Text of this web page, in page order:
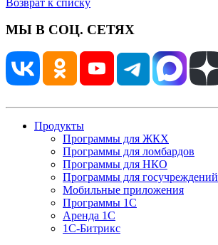
МЫ В СОЦ. СЕТЯХ
Продукты
Программы для ЖКХ
Программы для ломбардов
Программы для НКО
Программы для госучреждений
Мобильные приложения
Программы 1С
Аренда 1С
1С-Битрикс